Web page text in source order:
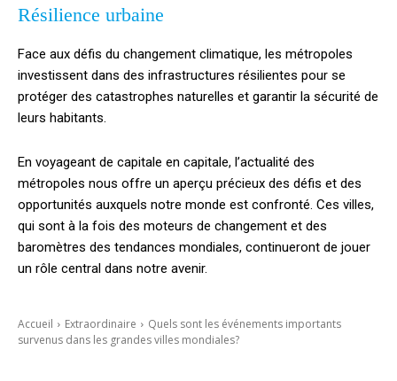
Résilience urbaine
Face aux défis du changement climatique, les métropoles
investissent dans des infrastructures résilientes pour se
protéger des catastrophes naturelles et garantir la sécurité de
leurs habitants.
En voyageant de capitale en capitale, l’actualité des
métropoles nous offre un aperçu précieux des défis et des
opportunités auxquels notre monde est confronté. Ces villes,
qui sont à la fois des moteurs de changement et des
baromètres des tendances mondiales, continueront de jouer
un rôle central dans notre avenir.
Accueil Extraordinaire
Quels sont les événements importants
survenus dans les grandes villes mondiales?